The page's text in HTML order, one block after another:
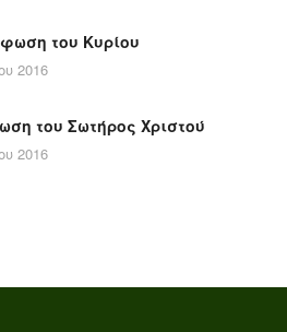
του Κυρίου
2016
του Σωτήρος Χριστού
2016